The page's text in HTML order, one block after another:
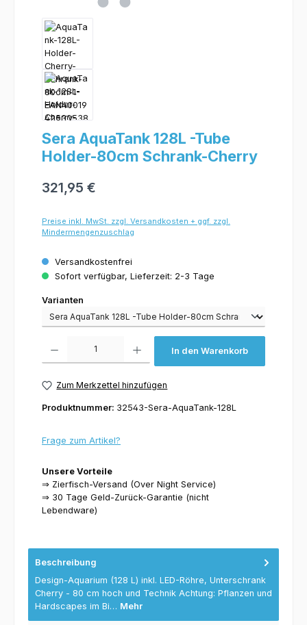
Sera AquaTank 128L -Tube
Holder-80cm Schrank-Cherry
321,95 €
Preise inkl. MwSt. zzgl. Versandkosten + ggf. zzgl.
Mindermengenzuschlag
Versandkostenfrei
Sofort verfügbar, Lieferzeit: 2-3 Tage
Varianten
Varianten
In den Warenkorb
Zum Merkzettel hinzufügen
Produktnummer: 32543-Sera-AquaTank-128L
Frage zum Artikel?
Unsere Vorteile
⇒ Zierfisch-Versand (Over Night Service)
⇒ 30 Tage Geld-Zurück-Garantie (nicht
Lebendware)
Beschreibung
Design-Aquarium (128 L) inkl. LED-Röhre, Unterschrank
Cherry - 80 cm hoch und Technik Achtung: Pflanzen und
Hardscapes im Bi… Mehr